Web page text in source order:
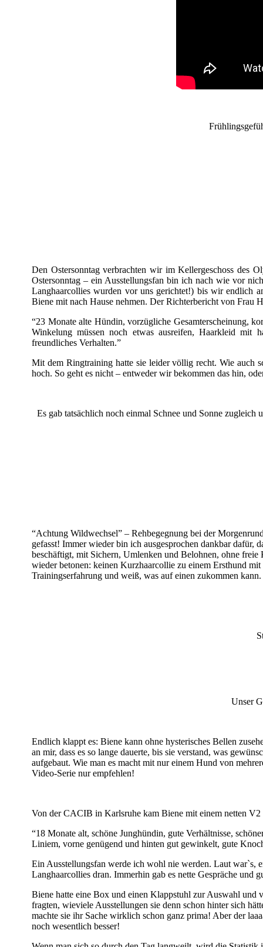
Den Ostersonntag verbrachten wir im Kellergeschoss des
Ostersonntag – ein Ausstellungsfan bin ich nach wie vor
Langhaarcollies wurden vor uns gerichtet!) bis wir endlich
Biene mit nach Hause nehmen. Der Richterbericht von Frau
“23 Monate alte Hündin, vorzügliche Gesamterscheinung,
Winkelung müssen noch etwas ausreifen, Haarkleid mit
freundliches Verhalten.”
Mit dem Ringtraining hatte sie leider völlig recht. Wie auch
hoch. So geht es nicht – entweder wir bekommen das hin,
Es gab tatsächlich noch einmal Schnee und Sonne
“Achtung Wildwechsel” – Rehbegegnung bei der
gefasst! Immer wieder bin ich ausgesprochen dankbar
beschäftigt, mit Sichern, Umlenken und Belohnen, ohne
wieder betonen: keinen Kurzhaarcollie zu einem Ersthund
Trainingserfahrung und weiß, was auf einen zukommen
Unser
Endlich klappt es: Biene kann ohne hysterisches Bellen
an mir, dass es so lange dauerte, bis sie verstand, was
aufgebaut. Wie man es macht mit nur einem Hund von
Video-Serie nur empfehlen!
Von der CACIB in Karlsruhe kam Biene mit einem netten
“18 Monate alt, schöne Junghündin, gute Verhältnisse,
Liniem, vorne genügend und hinten gut gewinkelt, gute
Ein Ausstellungsfan werde ich wohl nie werden. Laut war`s,
Langhaarcollies dran. Immerhin gab es nette Gespräche und
Biene hatte eine Box und einen Klappstuhl zur Auswahl und
fragten, wieviele Ausstellungen sie denn schon hinter sich
machte sie ihr Sache wirklich schon ganz prima! Aber der
noch wesentlich besser!